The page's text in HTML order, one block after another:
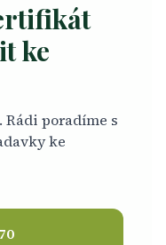
ke
Rádi poradíme s
ke